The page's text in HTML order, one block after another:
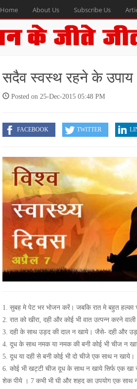
Home About Us Subscribe Us
सदैव स्वस्थ रहने के उपाय
Posted on 25-Dec-2015 05:48 PM
1. सुबह मे पेट भर भोजन करें। जबकि रात मे बहुत
2. रात को खीरा, दही और कोई भी वात उत्पन्न करने
3. दही के साथ उड़द की दाल न खाये। जैसे- दही और
4. दूध के साथ नमक या नमक की बनी कोई भी चीज न
5. दूध या दही से बनी कोई भी दो चीजे एक साथ न खाये।
6. कोई भी खट्टी चीज दूध के साथ न खाये सिर्फ एक
शेक पीये । 7 कभी भी घी और शहद का उपयोग एक साथ